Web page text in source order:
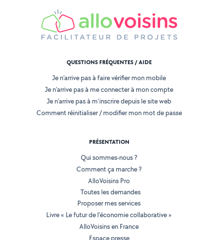
QUESTIONS FRÉQUENTES / AIDE
Je n'arrive pas à faire vérifier mon mobile
Je n'arrive pas à me connecter à mon compte
Je n'arrive pas à m'inscrire depuis le site web
Comment réinitialiser / modifier mon mot de passe
PRÉSENTATION
Qui sommes-nous ?
Comment ça marche ?
AlloVoisins Pro
Toutes les demandes
Proposer mes services
Livre « Le futur de l'économie collaborative »
AlloVoisins en France
Espace presse